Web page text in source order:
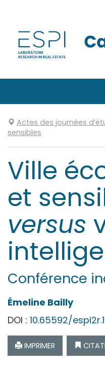
contenu
Actes des journées
sensibles
Ville
et
versus
Conférence
Émeline Bailly
DOI : 10.65592/
IMPRIMER